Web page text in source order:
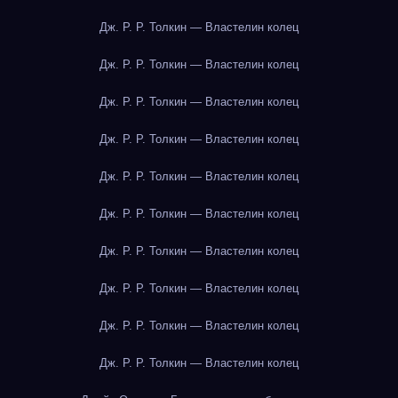
Дж. Р. Р. Толкин — Властелин колец
Дж. Р. Р. Толкин — Властелин колец
Дж. Р. Р. Толкин — Властелин колец
Дж. Р. Р. Толкин — Властелин колец
Дж. Р. Р. Толкин — Властелин колец
Дж. Р. Р. Толкин — Властелин колец
Дж. Р. Р. Толкин — Властелин колец
Дж. Р. Р. Толкин — Властелин колец
Дж. Р. Р. Толкин — Властелин колец
Дж. Р. Р. Толкин — Властелин колец